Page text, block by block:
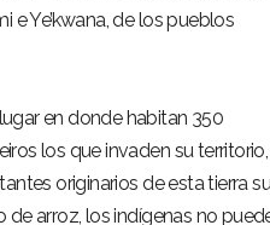
e Ye’kwana, de los pueblos
en donde habitan 350
los que invaden su territorio,
originarios de esta tierra
de arroz, los indígenas no